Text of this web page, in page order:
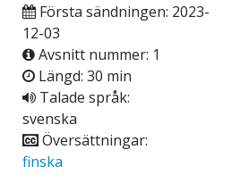
Första sändningen: 2023-
12-03
Avsnitt nummer: 1
Längd: 30 min
Talade språk:
svenska
Översättningar:
finska